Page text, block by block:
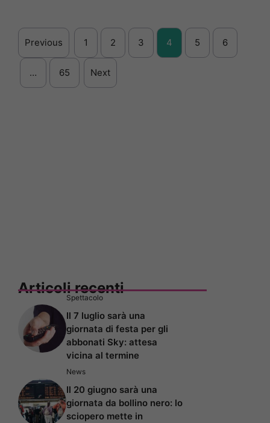
Previous 1 2 3 4 5 6
… 65 Next
Articoli recenti
Spettacolo
Il 7 luglio sarà una
giornata di festa per gli
abbonati Sky: attesa
vicina al termine
News
Il 20 giugno sarà una
giornata da bollino nero: lo
sciopero mette in